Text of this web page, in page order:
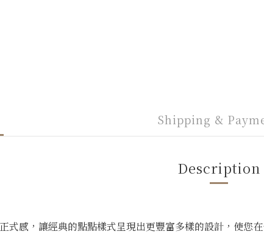
Shipping &
Description
式感，讓經典的點點樣式呈現出更豐富多樣的設計，使您